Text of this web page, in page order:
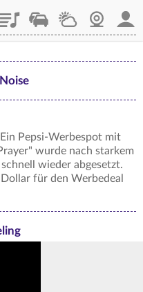
PlaylistVerkehrWetterWebcam
Pepsi-Werbespot mit
wurde nach starkem
wieder abgesetzt.
für den Werbedeal